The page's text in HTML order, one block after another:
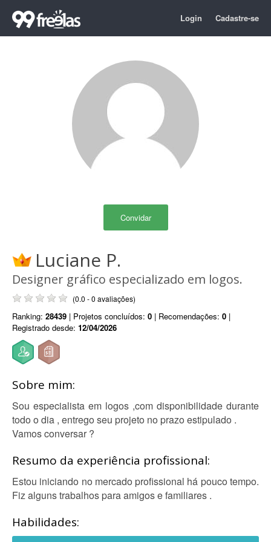
Login Cadastre-se
Convidar
Luciane P.
Designer gráfico especializado em logos.
(0.0 - 0 avaliações)
Ranking: 28439 | Projetos concluídos: 0 | Recomendações: 0 |
Registrado desde: 12/04/2026
Sobre mim:
Sou especialista em logos ,com disponibilidade durante
todo o dia , entrego seu projeto no prazo estipulado .
Vamos conversar ?
Resumo da experiência profissional:
Estou iniciando no mercado profissional há pouco tempo.
Fiz alguns trabalhos para amigos e familiares .
Habilidades: